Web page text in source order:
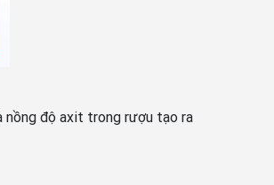
nồng độ axit trong rượu tạo ra